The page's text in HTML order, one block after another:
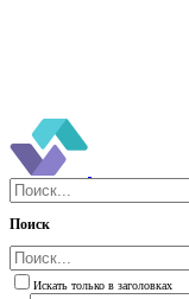
Поиск
Искать только в заголовках